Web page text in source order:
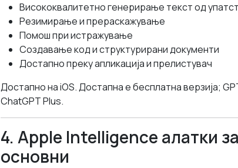
Висококвалитетно генерирање текст од
Резимирање и прераскажување
Помош при истражување
Создавање код и структурирани документи
Достапно преку апликација и прелистувач
Достапно на iOS. Достапна е бесплатна верзија;
ChatGPT Plus.
4. Apple Intelligence алатки
основни